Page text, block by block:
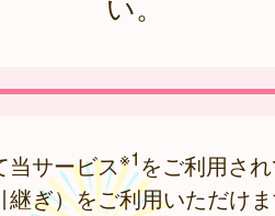
当サービス※1 をご利用さ
継ぎ）をご利用いただけ